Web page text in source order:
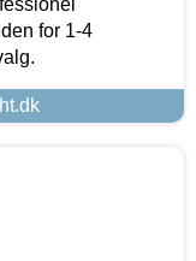
for 1-4